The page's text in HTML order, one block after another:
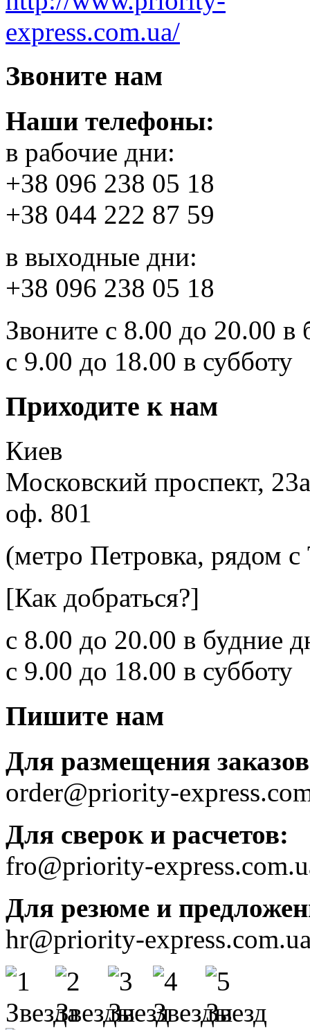
Звоните нам
Наши телефоны:
в рабочие дни:
+38 096 238 05 18
+38 044 222 87 59
в выходные дни:
+38 096 238 05 18
Звоните с 8.00 до 20.00 в
с 9.00 до 18.00 в субботу
Приходите к нам
Киев
Московский проспект, 23а
оф. 801
(метро Петровка, рядом
[Как добраться?]
с 8.00 до 20.00 в будние
с 9.00 до 18.00 в субботу
Пишите нам
Для размещения
order@priority-
Для сверок и расчетов:
fro@priority-
Для резюме и
hr@priority-